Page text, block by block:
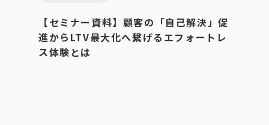
【セミナー資料】顧客の「自己解決」促
進からLTV最大化へ繋げるエフォートレ
ス体験とは